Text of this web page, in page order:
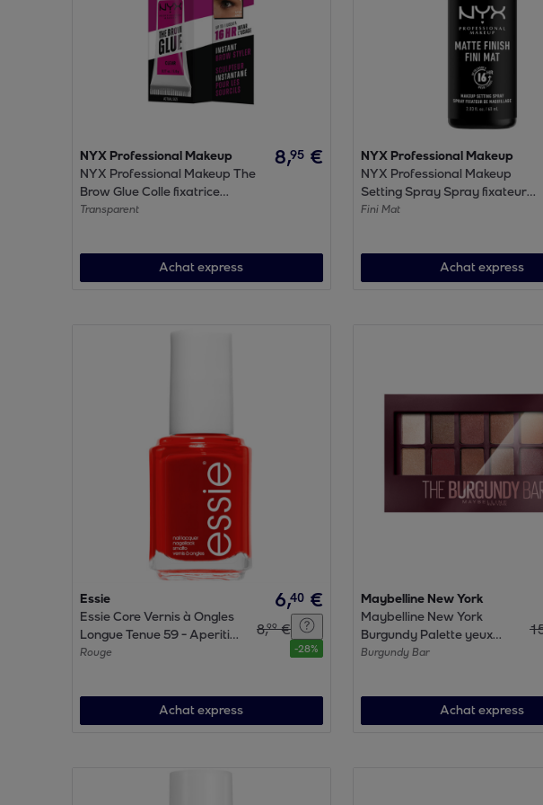
NYX Professional Makeup
NYX Professional Makeup The
Brow Glue Colle fixatrice
sourcils Transparent
Transparent
8,95 €
Achat express
NYX Professional Makeup
NYX Professional Makeup
Setting Spray Spray fixateur
Fini Mat
Fini Mat
Achat express
Essie
Essie Core Vernis à Ongles
Longue Tenue 59 - Aperitif
13,5 ML
Rouge
6,40 €
8,99 €
-28%
Achat express
Maybelline New York
Maybelline New York
Burgundy Palette yeux
Burgundy Bar
Burgundy Bar
Achat express